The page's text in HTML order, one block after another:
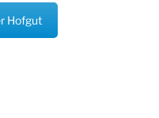
Hofgut